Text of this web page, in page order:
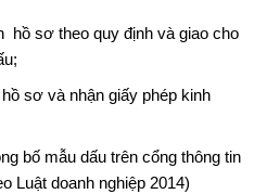
hồ sơ theo quy định và giao cho
sơ và nhận giấy phép kinh
bố mẫu dấu trên cổng thông tin
Luật doanh nghiệp 2014)